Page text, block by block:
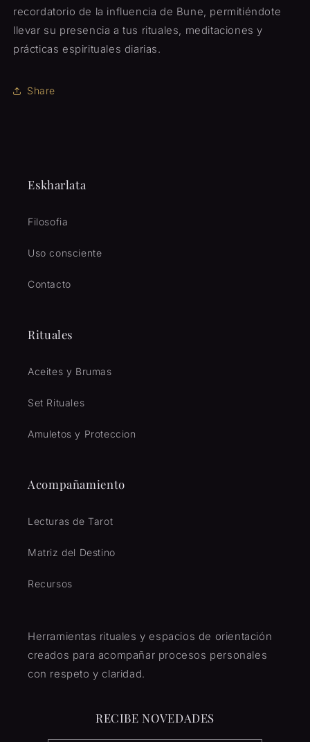
recordatorio de la influencia de Bune, permitiéndote
llevar su presencia a tus rituales, meditaciones y
prácticas espirituales diarias.
Share
Eskharlata
Filosofia
Uso consciente
Contacto
Rituales
Aceites y Brumas
Set Rituales
Amuletos y Proteccion
Acompañamiento
Lecturas de Tarot
Matriz del Destino
Recursos
Herramientas rituales y espacios de orientación
creados para acompañar procesos personales
con respeto y claridad.
RECIBE NOVEDADES